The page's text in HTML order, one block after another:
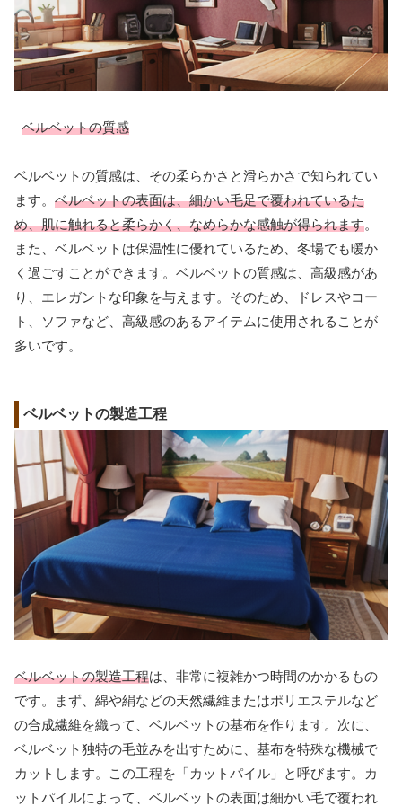
–ベルベットの質感–
ベルベットの質感は、その柔らかさと滑らかさで知られてい
ます。 ベルベットの表面は、細かい毛足で覆われているた
め、肌に触れると柔らかく、なめらかな感触が得られます。
また、ベルベットは保温性に優れているため、冬場でも暖か
く過ごすことができます。ベルベットの質感は、高級感があ
り、エレガントな印象を与えます。そのため、ドレスやコー
ト、ソファなど、高級感のあるアイテムに使用されることが
多いです。
ベルベットの製造工程
ベルベットの製造工程は、非常に複雑かつ時間のかかるもの
です。まず、綿や絹などの天然繊維またはポリエステルなど
の合成繊維を織って、ベルベットの基布を作ります。次に、
ベルベット独特の毛並みを出すために、基布を特殊な機械で
カットします。この工程を「カットパイル」と呼びます。カ
ットパイルによって、ベルベットの表面は細かい毛で覆われ